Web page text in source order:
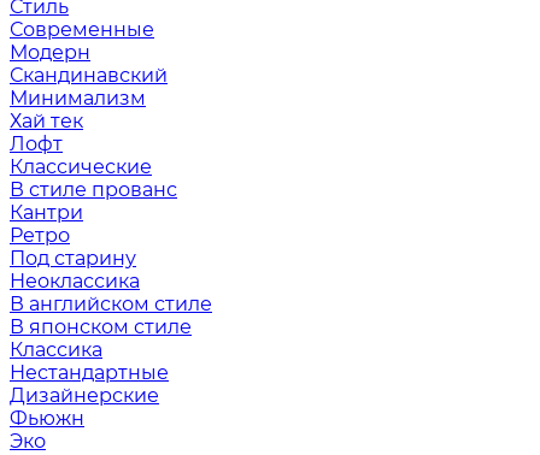
Стиль
Современные
Модерн
Скандинавский
Минимализм
Хай тек
Лофт
Классические
В стиле прованс
Кантри
Ретро
Под старину
Неоклассика
В английском стиле
В японском стиле
Классика
Нестандартные
Дизайнерские
Фьюжн
Эко